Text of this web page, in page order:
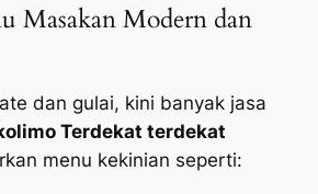
Masakan Modern dan
dan gulai, kini banyak jasa
Terdekat terdekat
menu kekinian seperti: